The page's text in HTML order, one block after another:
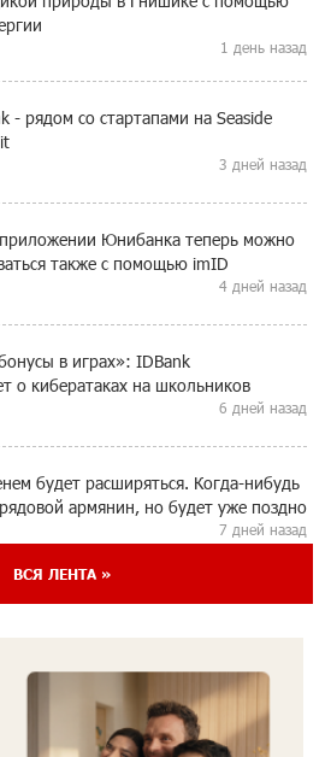
1 день назад
- рядом со стартапами на Seaside
3 дней назад
Юнибанка теперь можно
также с помощью imID
4 дней назад
в играх»: IDBank
о кибератаках на школьников
6 дней назад
будет расширяться. Когда-нибудь
армянин, но будет уже поздно
7 дней назад
тему Геноцида армян
7 дней назад
вклад «Стабильный» — до 10%
ВСЯ ЛЕНТА »